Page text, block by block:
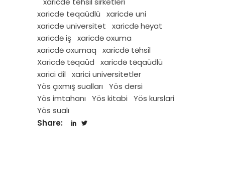
xaricde teqaüdlü
xaricde uni
xaricde universitet
xaricdə həyat
xaricdə iş
xaricdə oxuma
xaricdə oxumaq
xaricdə təhsil
Xaricdə təqaüd
xaricdə təqaüdlü
xarici dil
xarici universitetler
Yös çıxmış sualları
Yös dersi
Yös imtahanı
Yös kitabi
Yös kurslari
Yös sualı
Share: